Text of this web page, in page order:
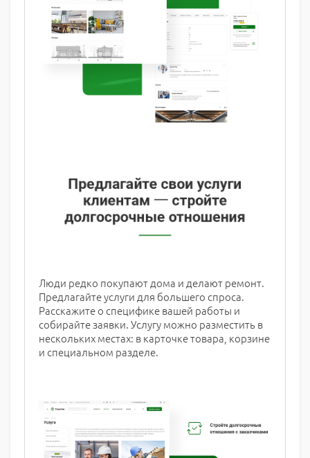
Люди редко покупают дома и делают ремонт.
Предлагайте услуги для большего спроса.
Расскажите о специфике вашей работы и
собирайте заявки. Услугу можно разместить в
нескольких местах: в карточке товара, корзине
и специальном разделе.